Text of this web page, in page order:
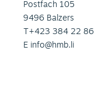
Postfach 105
9496 Balzers
T+423 384 22 86
E info@hmb.li